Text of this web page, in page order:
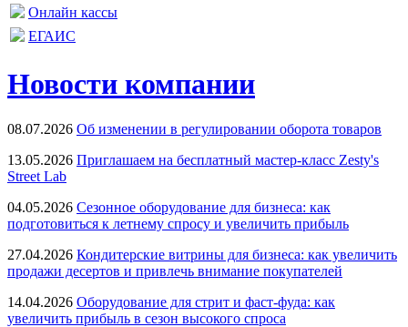
Онлайн кассы
ЕГАИС
Новости компании
08.07.2026 Об изменении в регулировании оборота товаров
13.05.2026 Приглашаем на бесплатный мастер-класс Zesty's
Street Lab
04.05.2026 Сезонное оборудование для бизнеса: как
подготовиться к летнему спросу и увеличить прибыль
27.04.2026 Кондитерские витрины для бизнеса: как увеличить
продажи десертов и привлечь внимание покупателей
14.04.2026 Оборудование для стрит и фаст-фуда: как
увеличить прибыль в сезон высокого спроса